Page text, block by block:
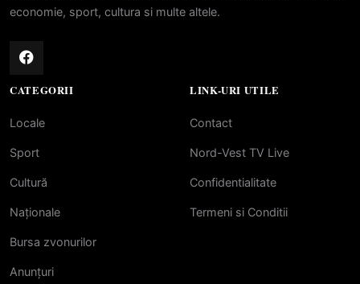
economie, sport, cultura si multe altele.
CATEGORII
Locale
Sport
Cultură
Naționale
Bursa zvonurilor
Anunțuri
LINK-URI UTILE
Contact
Nord-Vest TV Live
Confidentialitate
Termeni si Conditii